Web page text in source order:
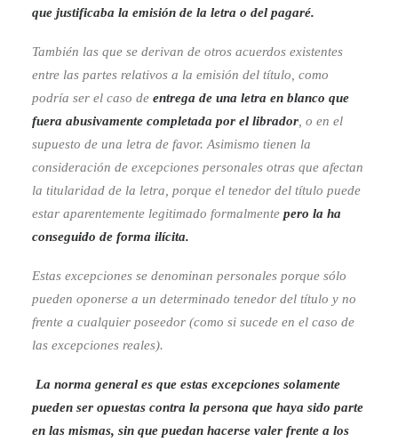
que justificaba la emisión de la letra o del pagaré.
También las que se derivan de otros acuerdos existentes
entre las partes relativos a la emisión del título, como
podría ser el caso de entrega de una letra en blanco que
fuera abusivamente completada por el librador, o en el
supuesto de una letra de favor. Asimismo tienen la
consideración de excepciones personales otras que afectan
la titularidad de la letra, porque el tenedor del título puede
estar aparentemente legitimado formalmente pero la ha
conseguido de forma ilícita.
Estas excepciones se denominan personales porque sólo
pueden oponerse a un determinado tenedor del título y no
frente a cualquier poseedor (como si sucede en el caso de
las excepciones reales).
La norma general es que estas excepciones solamente
pueden ser opuestas contra la persona que haya sido parte
en las mismas, sin que puedan hacerse valer frente a los